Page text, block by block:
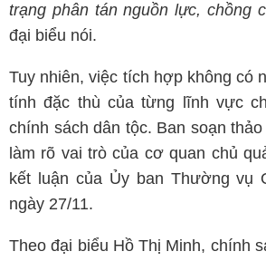
trạng phân tán nguồn lực, chồng
đại biểu nói.
Tuy nhiên, việc tích hợp không có
tính đặc thù của từng lĩnh vực
chính sách dân tộc. Ban soạn
làm rõ vai trò của cơ quan chủ
kết luận của Ủy ban Thường vụ
ngày 27/11.
Theo đại biểu Hồ Thị Minh, chính